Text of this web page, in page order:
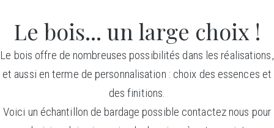
Le bois... un large choix !
Le bois offre de nombreuses possibilités dans les réalisations,
et aussi en terme de personnalisation : choix des essences et
des finitions.
Voici un échantillon de bardage possible contactez nous pour